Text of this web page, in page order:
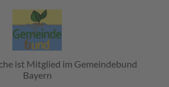
ist Mitglied im Gemeindebund
Bayern